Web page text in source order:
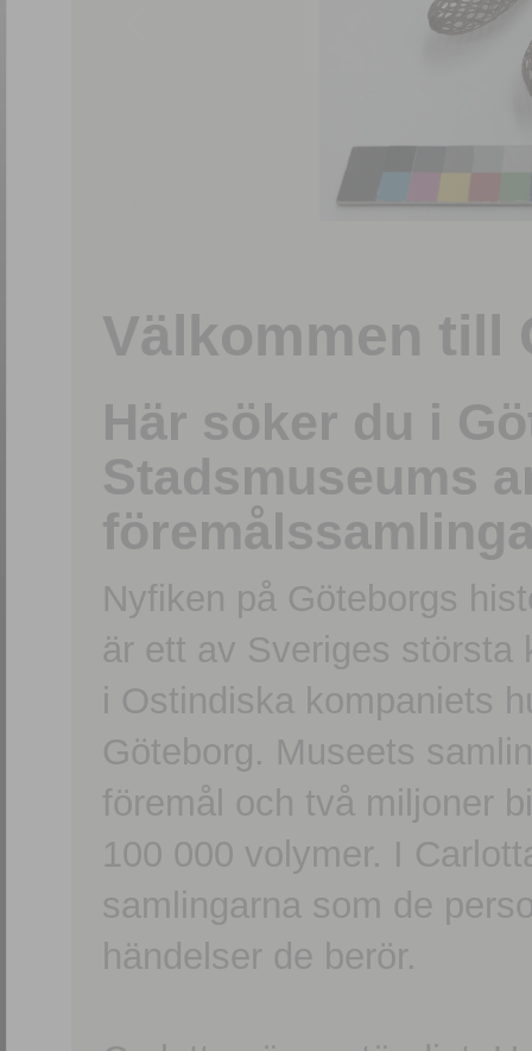
Välkommen till
Här söker du i
Stadsmuseums
Nyfiken på Göteborgs
är ett av Sveriges största
i Ostindiska kompaniets
Göteborg. Museets
föremål och två miljoner
100 000 volymer. I
samlingarna som de
händelser de berör.